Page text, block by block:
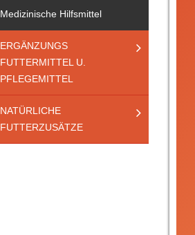
Medizinische Hilfsmittel
ERGÄNZUNGS
FUTTERMITTEL U.
PFLEGEMITTEL
NATÜRLICHE
FUTTERZUSÄTZE